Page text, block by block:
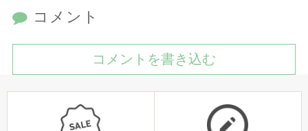
コメント
コメントを書き込む